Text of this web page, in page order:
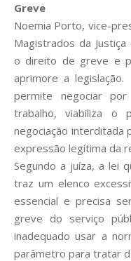
Greve
Noemia Porto, vice-
Magistrados da
o direito de greve e
aprimore a
permite negociar
trabalho, viabiliza o
negociação interditada
expressão legítima da
Segundo a juíza, a lei
traz um elenco
essencial e precisa
greve do serviço
inadequado usar a
parâmetro para tratar